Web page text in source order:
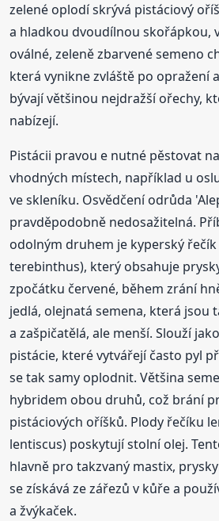
zelené oplodí skrývá pistáciový
a hladkou dvoudílnou skořápkou,
oválné, zeleně zbarvené semeno
která vynikne zvláště po opražení
bývají většinou nejdražší ořechy,
nabízejí.
Pistácii pravou e nutné pěstovat
vhodných místech, například u
ve skleníku. Osvědčení odrůda
pravděpodobně nedosažitelná.
odolným druhem je kyperský
terebinthus), který obsahuje
zpočátku červené, během zrání
jedlá, olejnatá semena, která jsou
a zašpičatělá, ale menší. Slouží
pistácie, které vytvářejí často pyl
se tak samy oplodnit. Většina
hybridem obou druhů, což brání
pistáciových oříšků. Plody řečíku
lentiscus) poskytují stolní olej.
hlavně pro takzvaný mastix,
se získává ze zářezů v kůře a
a žvýkaček.